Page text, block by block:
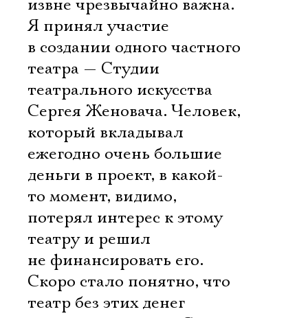
извне чрезвычайно важна.
Я принял участие
в создании одного частного
театра — Студии
театрального искусства
Сергея Женовача. Человек,
который вкладывал
ежегодно очень большие
деньги в проект, в какой-
то момент, видимо,
потерял интерес к этому
театру и решил
не финансировать его.
Скоро стало понятно, что
театр без этих денег